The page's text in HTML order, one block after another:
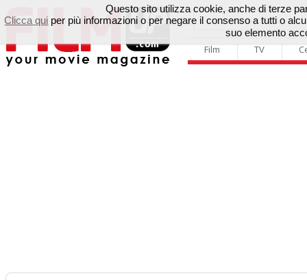
Film TV
Questo sito utilizza cookie, anche di terze
Clicca qui per più informazioni o per negare il consenso a tutti o
suo elemento